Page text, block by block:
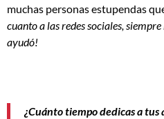
muchas personas estupendas
cuanto a las redes sociales,
ayudó!
¿Cuánto tiempo dedicas a tus